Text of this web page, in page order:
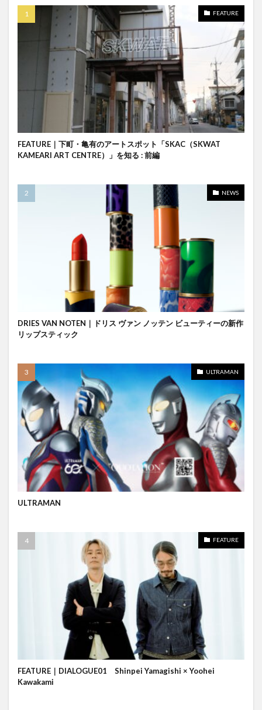
FEATURE
FEATURE｜下町・亀有のアートスポット「SKAC（SKWAT
KAMEARI ART CENTRE）」を知る : 前編
NEWS
DRIES VAN NOTEN｜ドリス ヴァン ノッテン ビューティーの新作
リップスティック
ULTRAMAN
ULTRAMAN
FEATURE
FEATURE｜DIALOGUE01 Shinpei Yamagishi × Yoohei
Kawakami